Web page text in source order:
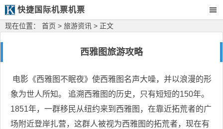
快捷国际机票机票
现在位置： 首页 > 旅游资讯 > 正文
西雅图旅游攻略
电影《西雅图不眠夜》使西雅图名声大噪，并以浪漫的形
象为世人所知。 追溯西雅图的历史，只有短短的150年。
1851年，一群移民从纽约来到西雅图，在靠近拓荒者的广
场附近登岸扎营，这群人被视为西雅图的拓荒者，现在有